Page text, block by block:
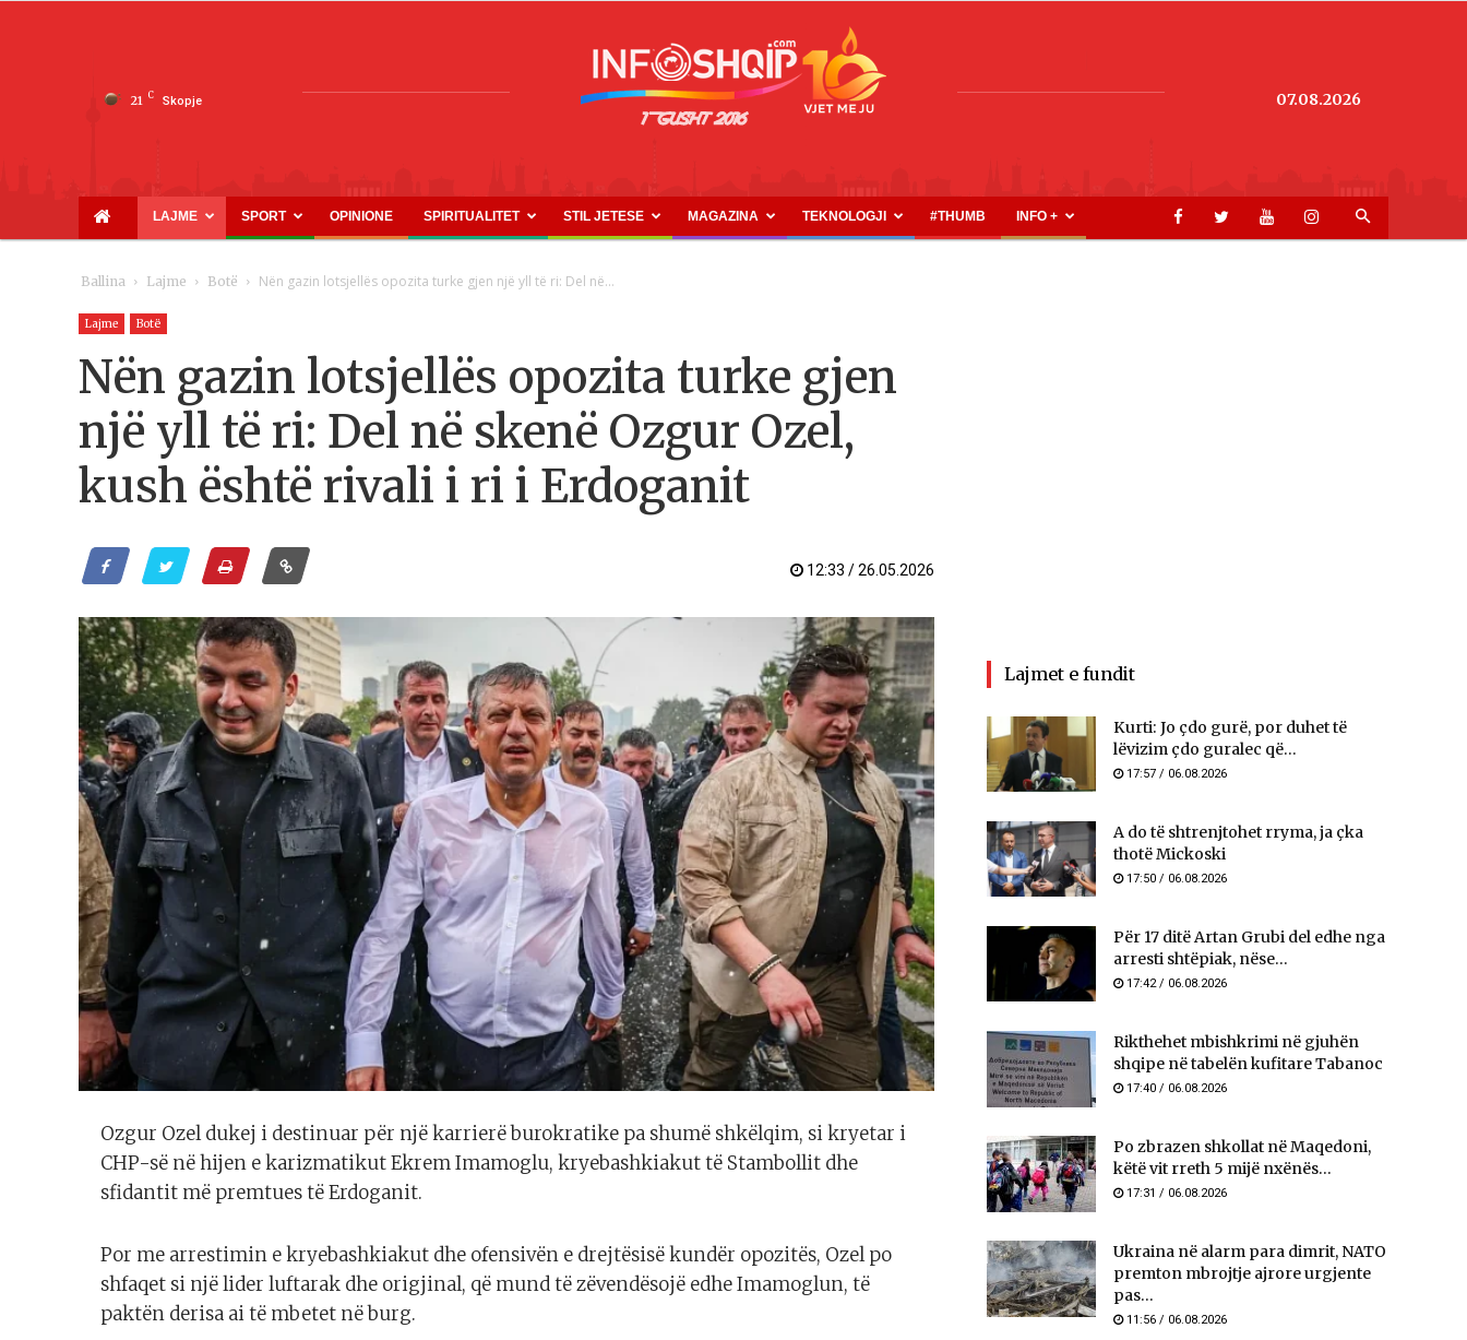
21 C Skopje
INFOSHQIP.COM
07.08.2026
LAJME SPORT OPINIONE SPIRITUALITET STIL JETESE MAGAZINA TEKNOLOGJI #THUMB INFO +
Ballina Lajme Botë Nën gazin lotsjellës opozita turke gjen një yll të ri: Del në...
Lajme Botë
Nën gazin lotsjellës opozita turke gjen
një yll të ri: Del në skenë Ozgur Ozel,
kush është rivali i ri i Erdoganit
12:33 / 26.05.2026
Ozgur Ozel dukej i destinuar për një karrierë burokratike pa shumë shkëlqim, si kryetar i
CHP-së në hijen e karizmatikut Ekrem Imamoglu, kryebashkiakut të Stambollit dhe
sfidantit më premtues të Erdoganit.
Por me arrestimin e kryebashkiakut dhe ofensivën e drejtësisë kundër opozitës, Ozel po
shfaqet si një lider luftarak dhe origjinal, që mund të zëvendësojë edhe Imamoglun, të
paktën derisa ai të mbetet në burg.
Lajmet e fundit
Kurti: Jo çdo gurë, por duhet të
lëvizim çdo guralec që...
17:57 / 06.08.2026
A do të shtrenjtohet rryma, ja çka
thotë Mickoski
17:50 / 06.08.2026
Për 17 ditë Artan Grubi del edhe nga
arresti shtëpiak, nëse...
17:42 / 06.08.2026
Rikthehet mbishkrimi në gjuhën
shqipe në tabelën kufitare Tabanoc
17:40 / 06.08.2026
Po zbrazen shkollat në Maqedoni,
këtë vit rreth 5 mijë nxënës...
17:31 / 06.08.2026
Ukraina në alarm para dimrit, NATO
premton mbrojtje ajrore urgjente
pas...
11:56 / 06.08.2026